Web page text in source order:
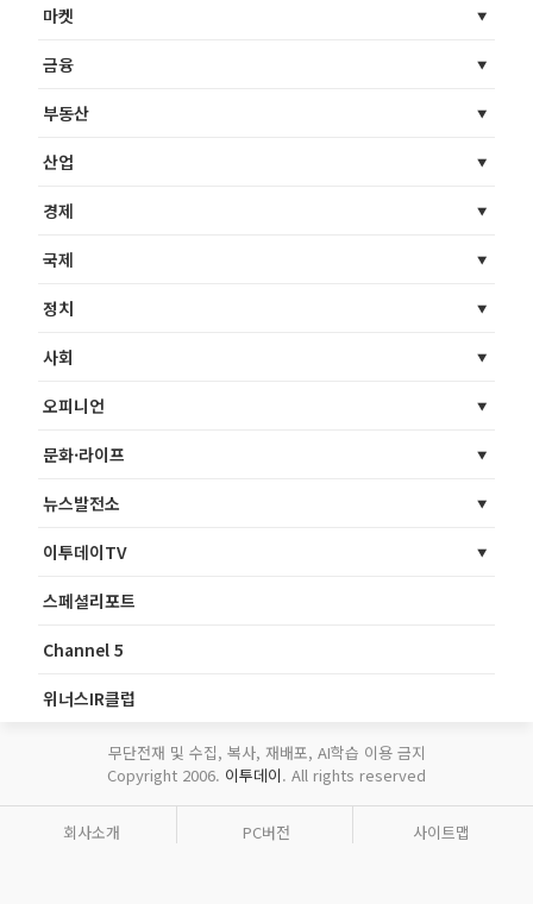
마켓
금융
부동산
산업
경제
국제
정치
사회
오피니언
문화·라이프
뉴스발전소
이투데이TV
스페셜리포트
Channel 5
위너스IR클럽
무단전재 및 수집, 복사, 재배포, AI학습 이용 금지
Copyright 2006. 이투데이. All rights reserved
회사소개 PC버전 사이트맵